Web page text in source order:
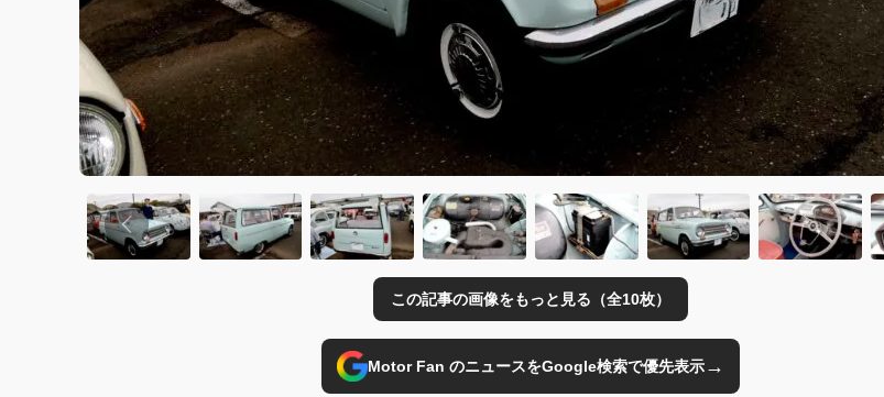
この記事の画像をもっと見る（全10枚）
Motor Fan のニュースをGoogle検索で優先表示→